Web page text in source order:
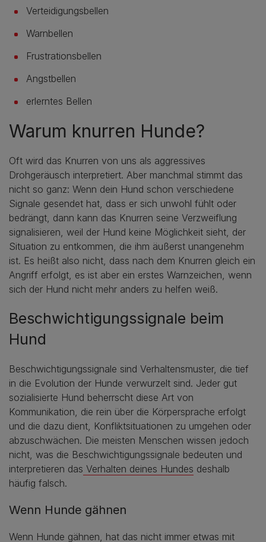
Verteidigungsbellen
Warnbellen
Frustrationsbellen
Angstbellen
erlerntes Bellen
Warum knurren Hunde?
Oft wird das Knurren von uns als aggressives
Drohgeräusch interpretiert. Aber manchmal stimmt das
nicht so ganz: Wenn dein Hund schon verschiedene
Signale gesendet hat, dass er sich unwohl fühlt oder
bedrängt, dann kann das Knurren seine Verzweiflung
signalisieren, weil der Hund keine Möglichkeit sieht, der
Situation zu entkommen, die ihm äußerst unangenehm
ist. Es heißt also nicht, dass nach dem Knurren gleich ein
Angriff erfolgt, es ist aber ein erstes Warnzeichen, wenn
sich der Hund nicht mehr anders zu helfen weiß.
Beschwichtigungssignale beim
Hund
Beschwichtigungssignale sind Verhaltensmuster, die tief
in die Evolution der Hunde verwurzelt sind. Jeder gut
sozialisierte Hund beherrscht diese Art von
Kommunikation, die rein über die Körpersprache erfolgt
und die dazu dient, Konfliktsituationen zu umgehen oder
abzuschwächen. Die meisten Menschen wissen jedoch
nicht, was die Beschwichtigungssignale bedeuten und
interpretieren das Verhalten deines Hundes deshalb
häufig falsch.
Wenn Hunde gähnen
Wenn Hunde gähnen, hat das nicht immer etwas mit